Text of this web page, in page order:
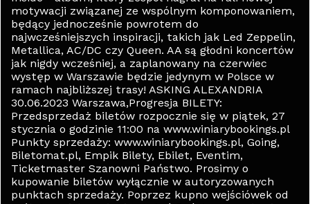
motywacji związanej ze wspólnym komponowaniem,
będący jednocześnie powrotem do
najwcześniejszych inspiracji, takich jak Led Zeppelin,
Metallica, AC/DC czy Queen. AA są głodni koncertów
jak nigdy wcześniej, a zaplanowany na czerwiec
występ w Warszawie będzie jedynym w Polsce w
ramach najbliższej trasy! ASKING ALEXANDRIA
30.06.2023 Warszawa,Progresja BILETY:
Przedsprzedaż biletów rozpocznie się w piątek, 27
stycznia o godzinie 11:00 na www.winiarybookings.pl
Punkty sprzedaży: www.winiarybookings.pl, Going,
Biletomat.pl, Empik Bilety, Ebilet, Eventim,
Ticketmaster Szanowni Państwo. Prosimy o
kupowanie biletów wyłącznie w autoryzowanych
punktach sprzedaży. Poprzez kupno wejściówek od